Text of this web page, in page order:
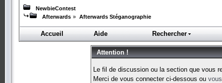
NewbieContest
Afterwards » Afterwards Stéganographie
Accueil Aide Rechercher
Attention !
Le fil de discussion ou la section que vous
Merci de vous connecter ci-dessous ou